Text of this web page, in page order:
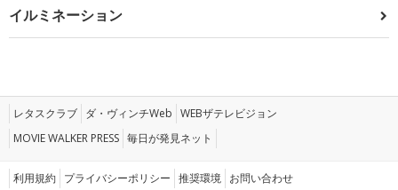
イルミネーション
レタスクラブ ダ・ヴィンチWeb WEBザテレビジョン
MOVIE WALKER PRESS 毎日が発見ネット
利用規約 プライバシーポリシー 推奨環境 お問い合わせ